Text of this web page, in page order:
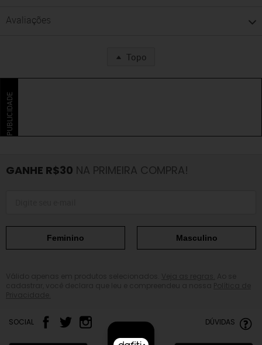
Avaliações
Topo
PUBLICIDADE
GANHE R$30 NA PRIMEIRA COMPRA!
Feminino Masculino
SOCIAL DÚVIDAS